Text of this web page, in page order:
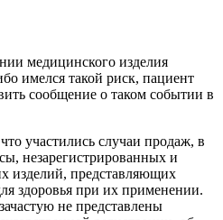
медицинского изделия
имелся такой риск, пациент
сообщение о таком событии в
участились случаи продаж, в
незарегистрированных и
изделий, представляющих
здоровья при их применении.
не представлены